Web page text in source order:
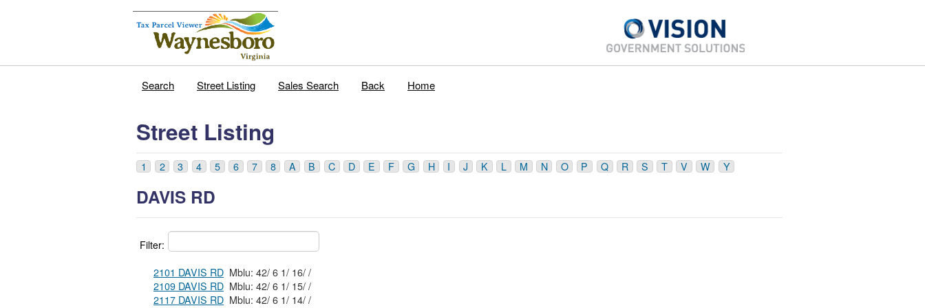
Search Street Listing Sales Search Back Home
Street Listing
1 2 3 4 5 6 7 8 A B C D E F G H I J K L M N O P Q R S T V W Y
DAVIS RD
Filter:
2101 DAVIS RD
Mblu: 42/ 6 1/ 16/ /
2109 DAVIS RD
Mblu: 42/ 6 1/ 15/ /
2117 DAVIS RD
Mblu: 42/ 6 1/ 14/ /